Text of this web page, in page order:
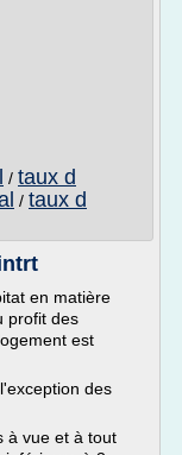
/ taux d
/ taux d
en matière
profit des
est
des
à vue et à tout